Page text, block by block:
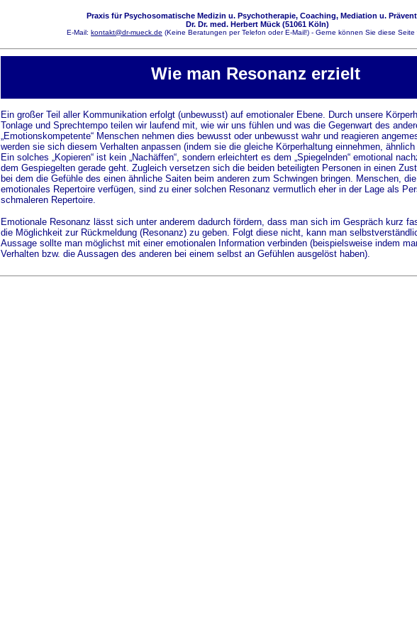
Praxis für Psychosomatische Medizin u. Psychotherapie, Coaching, Mediation u.
Dr. Dr. med. Herbert Mück (51061 Köln)
E-Mail: kontakt@dr-mueck.de (Keine Beratungen per Telefon oder E-Mail!) - Gerne können Sie diese Seite
Wie man Resonanz erzielt
Ein großer Teil aller Kommunikation erfolgt (unbewusst) auf emotionaler Ebene. Durch unsere
Tonlage und Sprechtempo teilen wir laufend mit, wie wir uns fühlen und was die Gegenwart des
„Emotionskompetente“ Menschen nehmen dies bewusst oder unbewusst wahr und reagieren
werden sie sich diesem Verhalten anpassen (indem sie die gleiche Körperhaltung einnehmen,
Ein solches „Kopieren“ ist kein „Nachäffen“, sondern erleichtert es dem „Spiegelnden“ emotional
dem Gespiegelten gerade geht. Zugleich versetzen sich die beiden beteiligten Personen in einen
bei dem die Gefühle des einen ähnliche Saiten beim anderen zum Schwingen bringen. Menschen,
emotionales Repertoire verfügen, sind zu einer solchen Resonanz vermutlich eher in der Lage als
schmaleren Repertoire.
Emotionale Resonanz lässt sich unter anderem dadurch fördern, dass man sich im Gespräch kurz
die Möglichkeit zur Rückmeldung (Resonanz) zu geben. Folgt diese nicht, kann man
Aussage sollte man möglichst mit einer emotionalen Information verbinden (beispielsweise indem
Verhalten bzw. die Aussagen des anderen bei einem selbst an Gefühlen ausgelöst haben).